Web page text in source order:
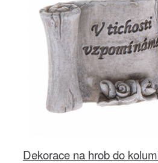
Dekorace na hrob do